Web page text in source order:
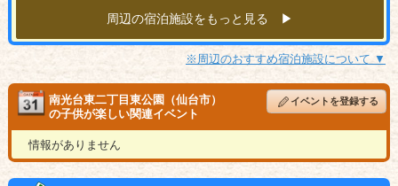
周辺の宿泊施設をもっと見る ▶︎
※周辺のおすすめ宿泊施設について ▼
南光台東二丁目東公園（仙台市）
の子供が楽しい関連イベント
イベントを登録する
情報がありません